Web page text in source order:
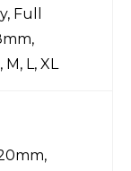
Full
L, XL